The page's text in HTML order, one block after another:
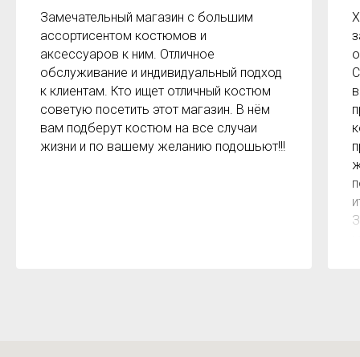
Замечательный магазин с большим
ассортисентом костюмов и
аксессуаров к ним. Отличное
обслуживание и индивидуальный подход
к клиентам. Кто ищет отличный костюм
советую посетить этот магазин. В нём
вам подберут костюм на все случаи
жизни и по вашему желанию подошьют!!!